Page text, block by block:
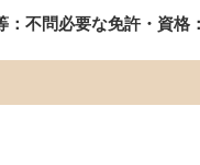
：不問必要な免許・資格